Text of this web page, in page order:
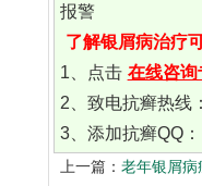
报警
了解银屑病治疗
1、点击 在线咨询
2、致电抗癣热线：
3、添加抗癣QQ：
上一篇： 老年银屑病